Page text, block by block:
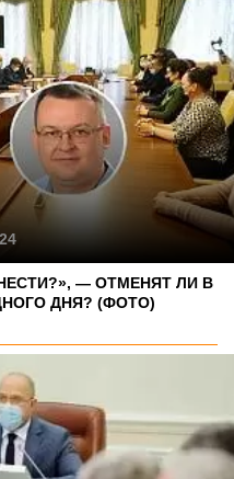
— ОТМЕНЯТ ЛИ В
ДНЯ? (ФОТО)